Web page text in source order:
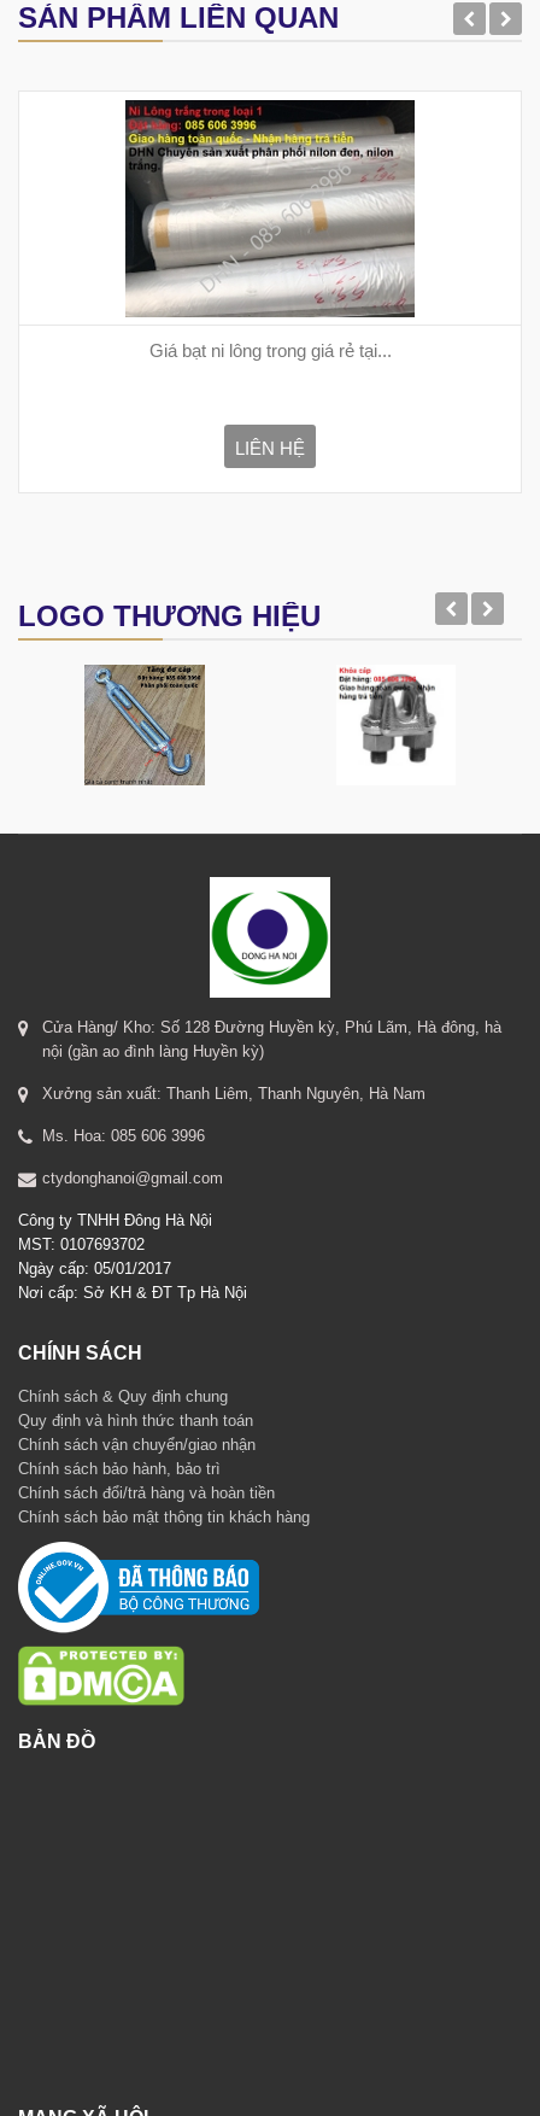
SẢN PHẨM LIÊN QUAN
Giá bạt ni lông trong giá rẻ tại...
LIÊN HỆ
LOGO THƯƠNG HIỆU
Cửa Hàng/ Kho: Số 128 Đường Huyền kỳ, Phú Lãm, Hà đông, hà
nội (gần ao đình làng Huyền kỳ)
Xưởng sản xuất: Thanh Liêm, Thanh Nguyên, Hà Nam
Ms. Hoa: 085 606 3996
ctydonghanoi@gmail.com
Công ty TNHH Đông Hà Nội
MST: 0107693702
Ngày cấp: 05/01/2017
Nơi cấp: Sở KH & ĐT Tp Hà Nội
CHÍNH SÁCH
Chính sách & Quy định chung
Quy định và hình thức thanh toán
Chính sách vận chuyển/giao nhận
Chính sách bảo hành, bảo trì
Chính sách đổi/trả hàng và hoàn tiền
Chính sách bảo mật thông tin khách hàng
BẢN ĐỒ